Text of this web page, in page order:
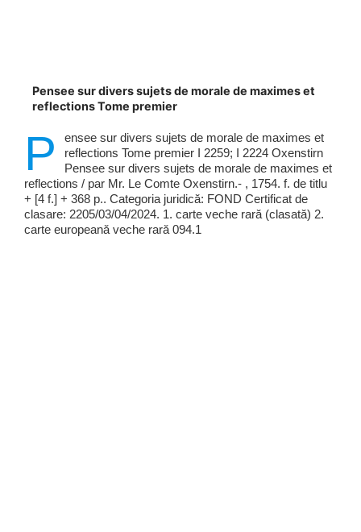
Pensee sur divers sujets de morale de maximes et
reflections Tome premier
P
ensee sur divers sujets de morale de maximes et
reflections Tome premier I 2259; I 2224 Oxenstirn
Pensee sur divers sujets de morale de maximes et
reflections / par Mr. Le Comte Oxenstirn.- , 1754. f. de titlu
+ [4 f.] + 368 p.. Categoria juridică: FOND Certificat de
clasare: 2205/03/04/2024. 1. carte veche rară (clasată) 2.
carte europeană veche rară 094.1